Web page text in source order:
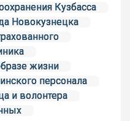
Кузбасса
Новокузнецка
жизни
персонала
и волонтера